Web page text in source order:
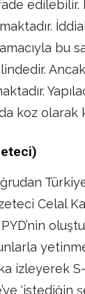
edilebilir.
bu
koz olarak
Celal
izleyerek